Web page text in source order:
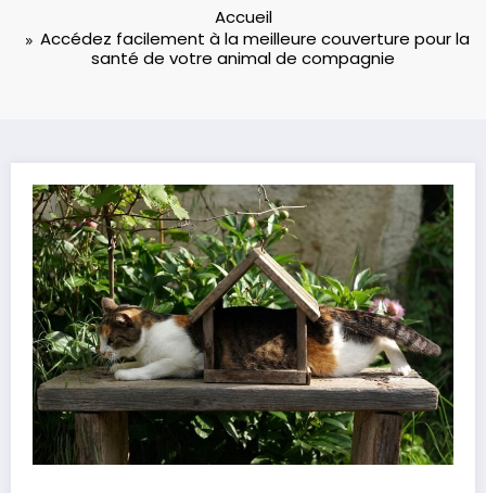
Accueil
Accédez facilement à la meilleure couverture pour la
santé de votre animal de compagnie